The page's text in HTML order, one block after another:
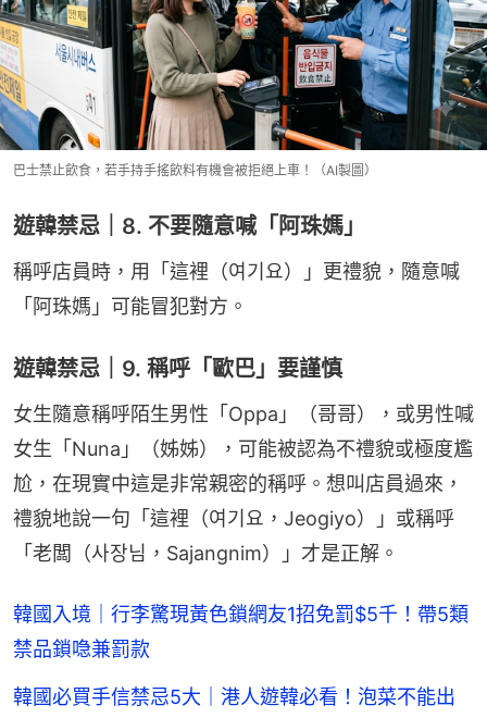
巴士禁止飲食，若手持手搖飲料有機會被拒絕上車！（AI製圖）
遊韓禁忌｜8. 不要隨意喊「阿珠媽」
稱呼店員時，用「這裡（여기요）」更禮貌，隨意喊
「阿珠媽」可能冒犯對方。
遊韓禁忌｜9. 稱呼「歐巴」要謹慎
女生隨意稱呼陌生男性「Oppa」（哥哥），或男性喊
女生「Nuna」（姊姊），可能被認為不禮貌或極度尷
尬，在現實中這是非常親密的稱呼。想叫店員過來，
禮貌地說一句「這裡（여기요，Jeogiyo）」或稱呼
「老闆（사장님，Sajangnim）」才是正解。
韓國入境｜行李驚現黃色鎖網友1招免罰$5千！帶5類
禁品鎖喼兼罰款
韓國必買手信禁忌5大｜港人遊韓必看！泡菜不能出